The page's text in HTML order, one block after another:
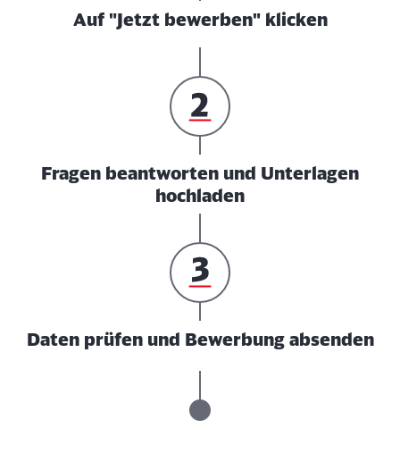
Auf "Jetzt bewerben" klicken
Fragen beantworten und Unterlagen
hochladen
Daten prüfen und Bewerbung absenden